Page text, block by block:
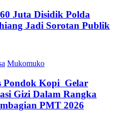
Juta Disidik Polda
Jadi Sorotan Publik
Mukomuko
Pondok Kopi Gelar
Gizi Dalam Rangka
PMT 2026